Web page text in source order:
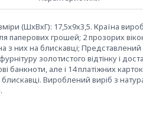
(ШхВхГ): 17,5х9х3,5. Країна
паперових грошей; 2 прозорих
з них на блискавці;
золотистого відтінку і
банкноти, але і 14 платіжних
блискавці. Вироблений виріб з